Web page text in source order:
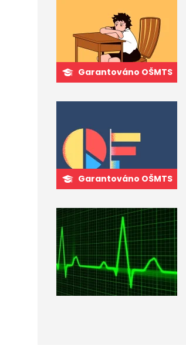
Garantováno OŠMTS
Garantováno OŠMTS